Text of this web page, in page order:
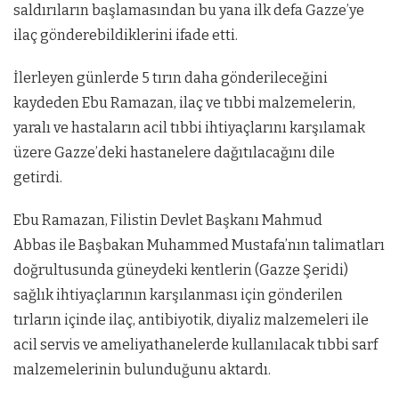
saldırıların başlamasından bu yana ilk defa Gazze’ye
ilaç gönderebildiklerini ifade etti.
İlerleyen günlerde 5 tırın daha gönderileceğini
kaydeden Ebu Ramazan, ilaç ve tıbbi malzemelerin,
yaralı ve hastaların acil tıbbi ihtiyaçlarını karşılamak
üzere Gazze’deki hastanelere dağıtılacağını dile
getirdi.
Ebu Ramazan, Filistin Devlet Başkanı Mahmud
Abbas ile Başbakan Muhammed Mustafa’nın talimatları
doğrultusunda güneydeki kentlerin (Gazze Şeridi)
sağlık ihtiyaçlarının karşılanması için gönderilen
tırların içinde ilaç, antibiyotik, diyaliz malzemeleri ile
acil servis ve ameliyathanelerde kullanılacak tıbbi sarf
malzemelerinin bulunduğunu aktardı.